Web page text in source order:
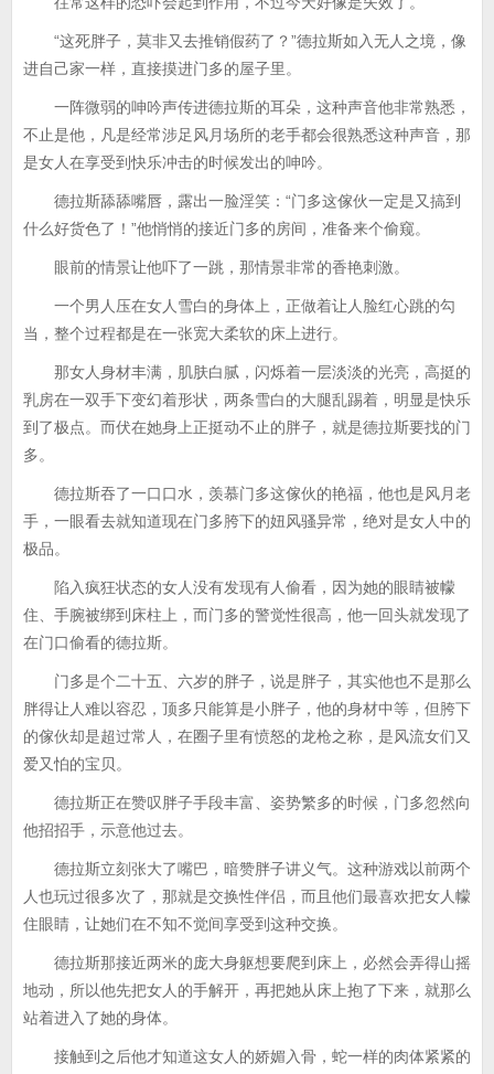
“这死胖子，莫非又去推销假药了？”德拉斯如入无人之境，像
进自己家一样，直接摸进门多的屋子里。
一阵微弱的呻吟声传进德拉斯的耳朵，这种声音他非常熟悉，
不止是他，凡是经常涉足风月场所的老手都会很熟悉这种声音，那
是女人在享受到快乐冲击的时候发出的呻吟。
德拉斯舔舔嘴唇，露出一脸淫笑：“门多这傢伙一定是又搞到
什么好货色了！”他悄悄的接近门多的房间，准备来个偷窥。
眼前的情景让他吓了一跳，那情景非常的香艳刺激。
一个男人压在女人雪白的身体上，正做着让人脸红心跳的勾
当，整个过程都是在一张宽大柔软的床上进行。
那女人身材丰满，肌肤白腻，闪烁着一层淡淡的光亮，高挺的
乳房在一双手下变幻着形状，两条雪白的大腿乱踢着，明显是快乐
到了极点。而伏在她身上正挺动不止的胖子，就是德拉斯要找的门
多。
德拉斯吞了一口口水，羡慕门多这傢伙的艳福，他也是风月老
手，一眼看去就知道现在门多胯下的妞风骚异常，绝对是女人中的
极品。
陷入疯狂状态的女人没有发现有人偷看，因为她的眼睛被幪
住、手腕被绑到床柱上，而门多的警觉性很高，他一回头就发现了
在门口偷看的德拉斯。
门多是个二十五、六岁的胖子，说是胖子，其实他也不是那么
胖得让人难以容忍，顶多只能算是小胖子，他的身材中等，但胯下
的傢伙却是超过常人，在圈子里有愤怒的龙枪之称，是风流女们又
爱又怕的宝贝。
德拉斯正在赞叹胖子手段丰富、姿势繁多的时候，门多忽然向
他招招手，示意他过去。
德拉斯立刻张大了嘴巴，暗赞胖子讲义气。这种游戏以前两个
人也玩过很多次了，那就是交换性伴侣，而且他们最喜欢把女人幪
住眼睛，让她们在不知不觉间享受到这种交换。
德拉斯那接近两米的庞大身躯想要爬到床上，必然会弄得山摇
地动，所以他先把女人的手解开，再把她从床上抱了下来，就那么
站着进入了她的身体。
接触到之后他才知道这女人的娇媚入骨，蛇一样的肉体紧紧的